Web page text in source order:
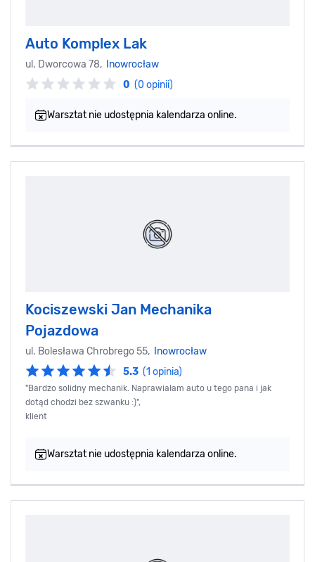
Auto Komplex Lak
ul. Dworcowa 78,
Inowrocław
0 (0 opinii)
Warsztat nie udostępnia kalendarza online.
Kociszewski Jan Mechanika
Pojazdowa
ul. Bolesława Chrobrego 55,
Inowrocław
5.3 (1 opinia)
"Bardzo solidny mechanik. Naprawiałam auto u tego pana i jak
dotąd chodzi bez szwanku :)",
klient
Warsztat nie udostępnia kalendarza online.